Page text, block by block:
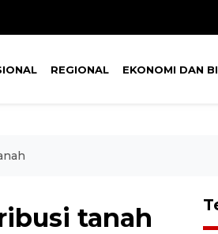
REGIONAL EKONOMI DAN
tanah